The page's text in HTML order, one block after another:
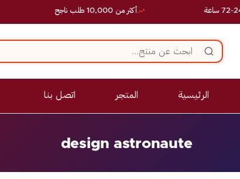
أكثر من 10,000 طلب ناجح
الرئيسية المتجر اتصل بنا
design astronaute